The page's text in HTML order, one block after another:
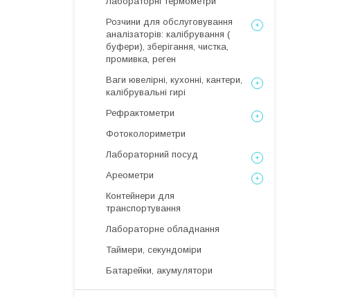
Розчини для обслуговування
аналізаторів: калібрування (
буфери), зберігання, чистка,
промивка, реген
Ваги ювелірні, кухонні, кантери,
калібрувальні гирі
Рефрактометри
Фотоколориметри
Лабораторний посуд
Ареометри
Контейнери для
транспортування
Лабораторне обладнання
Таймери, секундоміри
Батарейки, акумулятори